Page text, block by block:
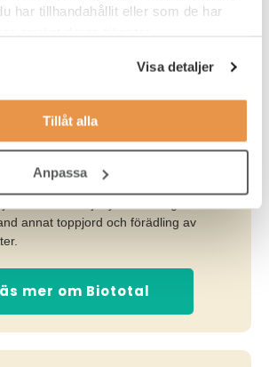
har tillhandahållit eller som de har
Visa detaljer
Tillåt alla
Anpassa
resurser som andra anser förbrukade.
tillbaka dem till kretsloppet bidrar
hållbart samhälle.
produkter för ökad bördighet,
genom deponikonstruktion och
annat toppjord och förädling av
mer om Biototal